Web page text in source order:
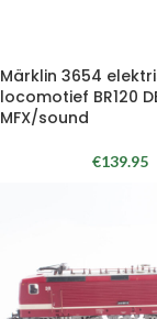
Märklin 3654
locomotief BR120
MFX/sound
€139.95